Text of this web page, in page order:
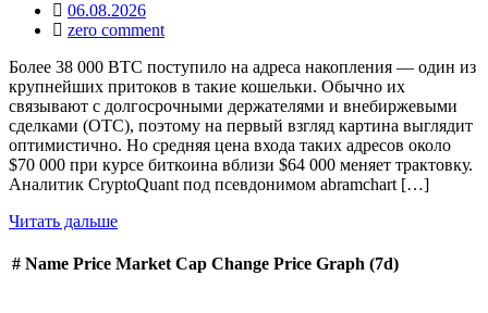
06.08.2026
zero comment
Более 38 000 BTC поступило на адреса накопления — один из
крупнейших притоков в такие кошельки. Обычно их
связывают с долгосрочными держателями и внебиржевыми
сделками (OTC), поэтому на первый взгляд картина выглядит
оптимистично. Но средняя цена входа таких адресов около
$70 000 при курсе биткоина вблизи $64 000 меняет трактовку.
Аналитик CryptoQuant под псевдонимом abramchart […]
Читать дальше
# Name Price Market Cap Change Price Graph (7d)